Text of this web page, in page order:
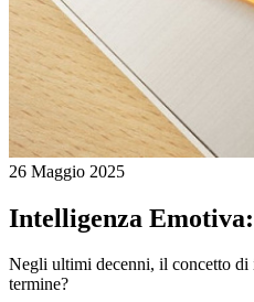
26 Maggio 2025
Intelligenza
Negli ultimi decenni, il concetto di
termine?